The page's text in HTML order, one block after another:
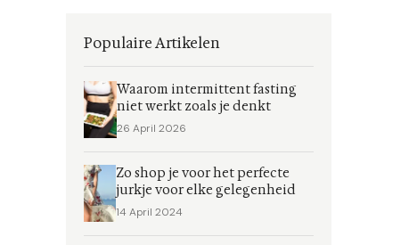
Populaire Artikelen
Waarom intermittent fasting
niet werkt zoals je denkt
26 April 2026
Zo shop je voor het perfecte
jurkje voor elke gelegenheid
14 April 2024